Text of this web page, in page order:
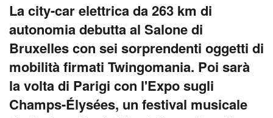
La city-car elettrica da 263 km di
autonomia debutta al Salone di
Bruxelles con sei sorprendenti oggetti di
mobilità firmati Twingomania. Poi sarà
la volta di Parigi con l'Expo sugli
Champs-Élysées, un festival musicale